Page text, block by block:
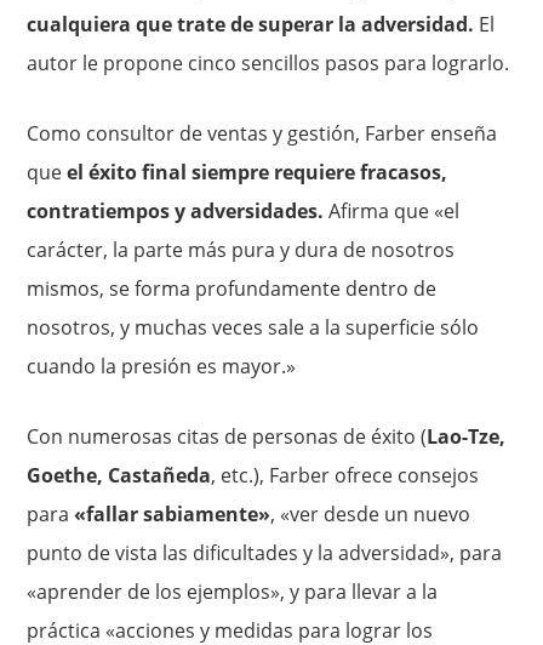
cualquiera que trate de superar la adversidad. El
autor le propone cinco sencillos pasos para lograrlo.
Como consultor de ventas y gestión, Farber enseña
queel éxito final siempre requiere fracasos,
contratiempos y adversidades. Afirma que «el
carácter, la parte más pura y dura de nosotros
mismos, se forma profundamente dentro de
nosotros, y muchas veces sale a la superficie sólo
cuando la presión es mayor.»
Con numerosas citas de personas de éxito (Lao-Tze,
Goethe, Castañeda, etc.), Farber ofrece consejos
para«fallar sabiamente», «ver desde un nuevo
punto de vista las dificultades y la adversidad», para
«aprender de los ejemplos», y para llevar a la
práctica «acciones y medidas para lograr los